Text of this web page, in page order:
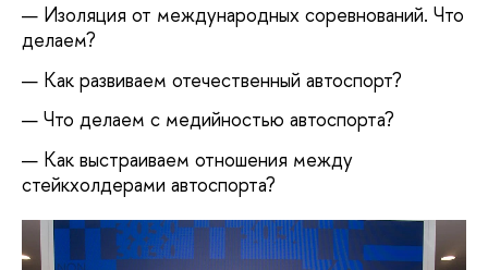
Изоляция от международных соревнований. Что
делаем?
Как развиваем отечественный автоспорт?
Что делаем с медийностью автоспорта?
Как выстраиваем отношения между
стейкхолдерами автоспорта?